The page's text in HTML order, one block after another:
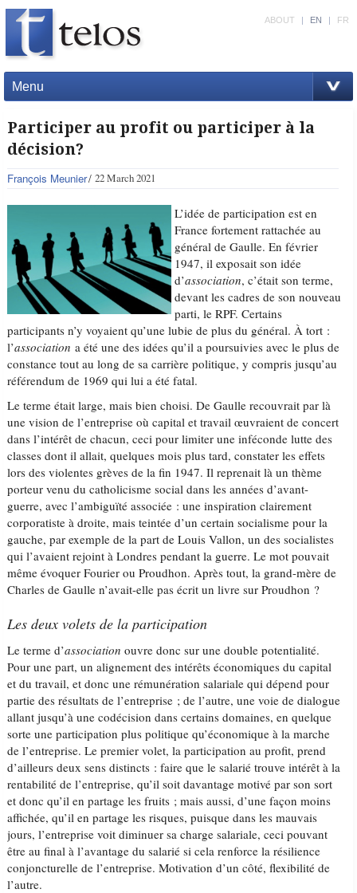
Menu
ABOUT | EN | FR
Participer au profit ou participer à la
décision?
François Meunier 22 March 2021
L’idée de participation est en
France fortement rattachée au
général de Gaulle. En février
1947, il exposait son idée
d’association, c’était son terme,
devant les cadres de son nouveau
parti, le RPF. Certains
participants n’y voyaient qu’une lubie de plus du général. À tort :
l’association a été une des idées qu’il a poursuivies avec le plus de
constance tout au long de sa carrière politique, y compris jusqu’au
référendum de 1969 qui lui a été fatal.
Le terme était large, mais bien choisi. De Gaulle recouvrait par là
une vision de l’entreprise où capital et travail œuvraient de concert
dans l’intérêt de chacun, ceci pour limiter une inféconde lutte des
classes dont il allait, quelques mois plus tard, constater les effets
lors des violentes grèves de la fin 1947. Il reprenait là un thème
porteur venu du catholicisme social dans les années d’avant-
guerre, avec l’ambiguïté associée : une inspiration clairement
corporatiste à droite, mais teintée d’un certain socialisme pour la
gauche, par exemple de la part de Louis Vallon, un des socialistes
qui l’avaient rejoint à Londres pendant la guerre. Le mot pouvait
même évoquer Fourier ou Proudhon. Après tout, la grand-mère de
Charles de Gaulle n’avait-elle pas écrit un livre sur Proudhon ?
Les deux volets de la participation
Le terme d’associationouvre donc sur une double potentialité.
Pour une part, un alignement des intérêts économiques du capital
et du travail, et donc une rémunération salariale qui dépend pour
partie des résultats de l’entreprise ; de l’autre, une voie de dialogue
allant jusqu’à une codécision dans certains domaines, en quelque
sorte une participation plus politique qu’économique à la marche
de l’entreprise. Le premier volet, la participation au profit, prend
d’ailleurs deux sens distincts : faire que le salarié trouve intérêt à la
rentabilité de l’entreprise, qu’il soit davantage motivé par son sort
et donc qu’il en partage les fruits ; mais aussi, d’une façon moins
affichée, qu’il en partage les risques, puisque dans les mauvais
jours, l’entreprise voit diminuer sa charge salariale, ceci pouvant
être au final à l’avantage du salarié si cela renforce la résilience
conjoncturelle de l’entreprise. Motivation d’un côté, flexibilité de
l’autre.